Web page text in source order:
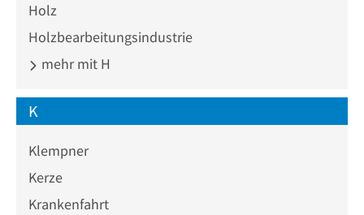
Holz
Holzbearbeitungsindustrie
mehr mit H
K
Klempner
Kerze
Krankenfahrt